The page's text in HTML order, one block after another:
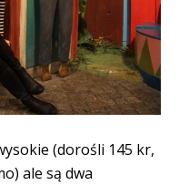
(dorośli 145 kr,
ale są dwa